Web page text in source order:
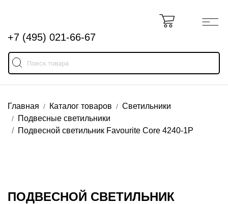
+7 (495) 021-66-67
Главная Каталог товаров
Светильники
Подвесные светильники
Подвесной светильник Favourite Core 4240-1P
ПОДВЕСНОЙ СВЕТИЛЬНИК